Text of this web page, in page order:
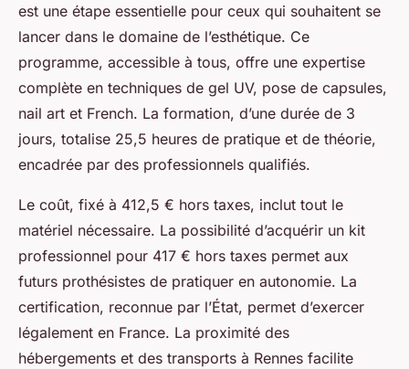
est une étape essentielle pour ceux qui souhaitent se
lancer dans le domaine de l’esthétique. Ce
programme, accessible à tous, offre une expertise
complète en techniques de gel UV, pose de capsules,
nail art et French. La formation, d’une durée de 3
jours, totalise 25,5 heures de pratique et de théorie,
encadrée par des professionnels qualifiés.
Le coût, fixé à 412,5 € hors taxes, inclut tout le
matériel nécessaire. La possibilité d’acquérir un kit
professionnel pour 417 € hors taxes permet aux
futurs prothésistes de pratiquer en autonomie. La
certification, reconnue par l’État, permet d’exercer
légalement en France. La proximité des
hébergements et des transports à Rennes facilite